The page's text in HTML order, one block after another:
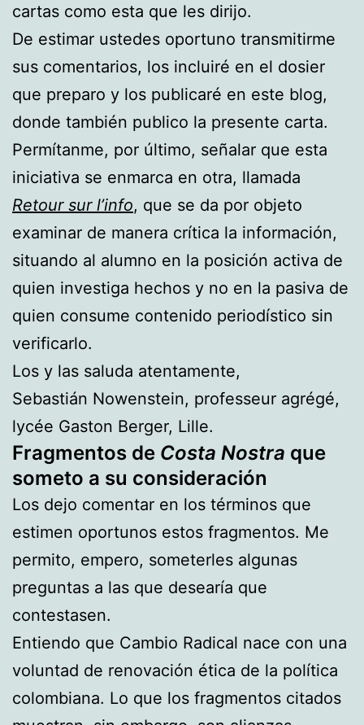
cartas como esta que les dirijo.
De estimar ustedes oportuno transmitirme
sus comentarios, los incluiré en el dosier
que preparo y los publicaré en este blog,
donde también publico la presente carta.
Permítanme, por último, señalar que esta
iniciativa se enmarca en otra, llamada
Retour sur l’info, que se da por objeto
examinar de manera crítica la información,
situando al alumno en la posición activa de
quien investiga hechos y no en la pasiva de
quien consume contenido periodístico sin
verificarlo.
Los y las saluda atentamente,
Sebastián Nowenstein, professeur agrégé,
lycée Gaston Berger, Lille.
Fragmentos de Costa Nostra que
someto a su consideración
Los dejo comentar en los términos que
estimen oportunos estos fragmentos. Me
permito, empero, someterles algunas
preguntas a las que desearía que
contestasen.
Entiendo que Cambio Radical nace con una
voluntad de renovación ética de la política
colombiana. Lo que los fragmentos citados